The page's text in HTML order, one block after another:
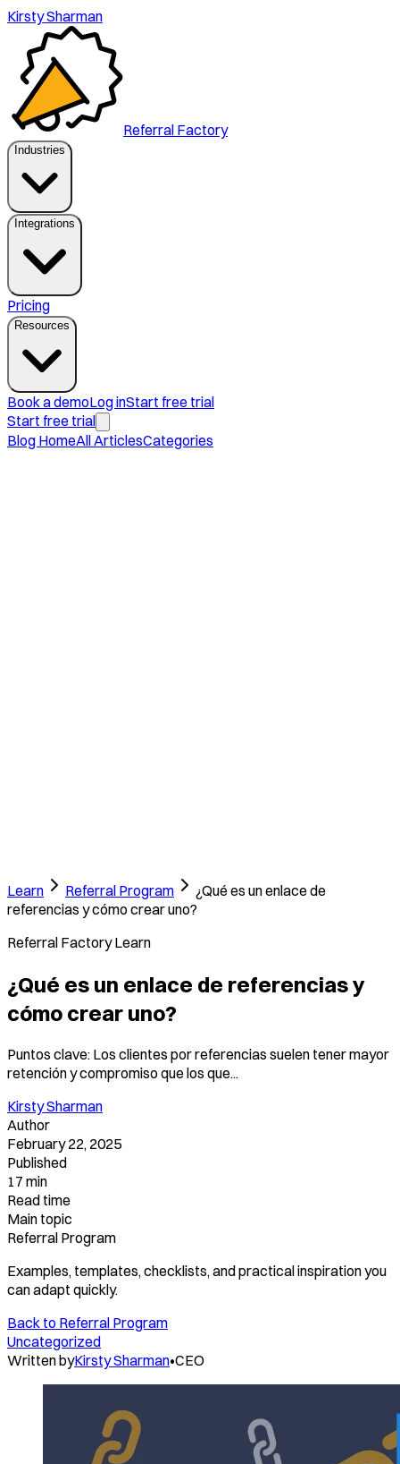
Kirsty Sharman
Referral Factory
Industries
Integrations
Pricing
Resources
Book a demoLog inStart free trial
Start free trial
Blog HomeAll ArticlesCategories
Learn Referral Program
¿Qué es un enlace de
referencias y cómo crear uno?
Referral Factory Learn
¿Qué es un enlace de referencias y
cómo crear uno?
Puntos clave: Los clientes por referencias suelen tener mayor
retención y compromiso que los que...
Kirsty Sharman
Author
February 22, 2025
Published
17 min
Read time
Main topic
Referral Program
Examples, templates, checklists, and practical inspiration you
can adapt quickly.
Back to Referral Program
Uncategorized
Written byKirsty Sharman•CEO